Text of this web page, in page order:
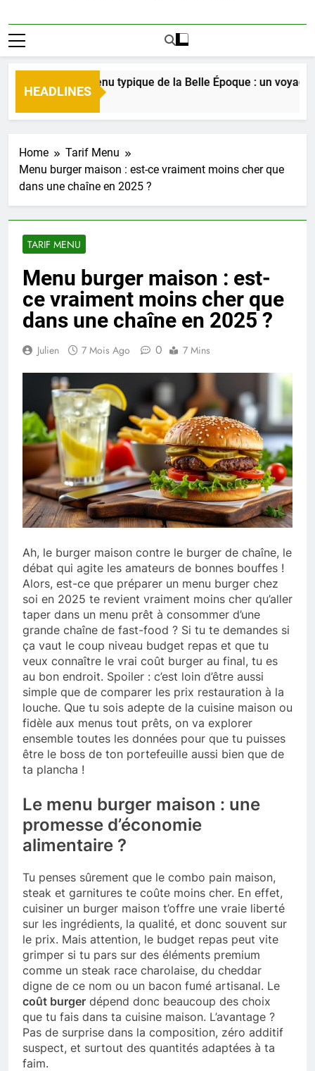
HEADLINES
du menu typique de la Belle Époque : un voyage
Ago
Home
Tarif Menu
Menu burger maison : est-ce vraiment moins cher que
dans une chaîne en 2025 ?
TARIF MENU
Menu burger maison : est-
ce vraiment moins cher que
dans une chaîne en 2025 ?
Julien 7 Mois Ago 0 7 Mins
Ah, le burger maison contre le burger de chaîne, le
débat qui agite les amateurs de bonnes bouffes !
Alors, est-ce que préparer un menu burger chez
soi en 2025 te revient vraiment moins cher qu’aller
taper dans un menu prêt à consommer d’une
grande chaîne de fast-food ? Si tu te demandes si
ça vaut le coup niveau budget repas et que tu
veux connaître le vrai coût burger au final, tu es
au bon endroit. Spoiler : c’est loin d’être aussi
simple que de comparer les prix restauration à la
louche. Que tu sois adepte de la cuisine maison ou
fidèle aux menus tout prêts, on va explorer
ensemble toutes les données pour que tu puisses
être le boss de ton portefeuille aussi bien que de
ta plancha !
Le menu burger maison : une
promesse d’économie
alimentaire ?
Tu penses sûrement que le combo pain maison,
steak et garnitures te coûte moins cher. En effet,
cuisiner un burger maison t’offre une vraie liberté
sur les ingrédients, la qualité, et donc souvent sur
le prix. Mais attention, le budget repas peut vite
grimper si tu pars sur des éléments premium
comme un steak race charolaise, du cheddar
digne de ce nom ou un bacon fumé artisanal. Le
coût burger dépend donc beaucoup des choix
que tu fais dans ta cuisine maison. L’avantage ?
Pas de surprise dans la composition, zéro additif
suspect, et surtout des quantités adaptées à ta
faim.